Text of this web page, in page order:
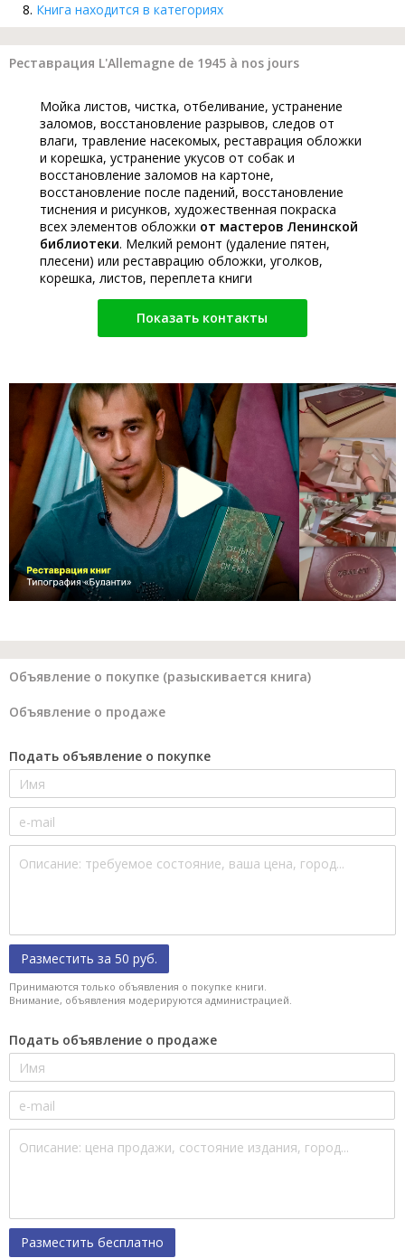
Книга находится в категориях
Реставрация L'Allemagne de 1945 à nos jours
Мойка листов, чистка, отбеливание, устранение
заломов, восстановление разрывов, следов от
влаги, травление насекомых, реставрация обложки
и корешка, устранение укусов от собак и
восстановление заломов на картоне,
восстановление после падений, восстановление
тиснения и рисунков, художественная покраска
всех элементов обложки от мастеров Ленинской
библиотеки. Мелкий ремонт (удаление пятен,
плесени) или реставрацию обложки, уголков,
корешка, листов, переплета книги
Показать контакты
Объявление о покупке (разыскивается книга)
Объявление о продаже
Подать объявление о покупке
Разместить за 50 руб.
Принимаются только объявления о покупке книги.
Внимание, объявления модерируются администрацией.
Подать объявление о продаже
Разместить бесплатно